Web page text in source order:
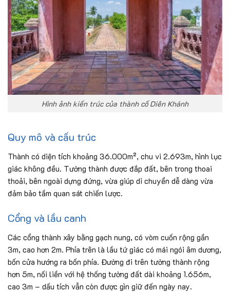
Hình ảnh kiến trúc của thành cố Diên Khánh
Quy mô và cấu trúc
Thành có diện tích khoảng 36.000m², chu vi 2.693m, hình lục
giác không đều. Tường thành được đắp đất, bên trong thoai
thoải, bên ngoài dựng đứng, vừa giúp di chuyển dễ dàng vừa
đảm bảo tầm quan sát chiến lược.
Cổng và lầu canh
Các cổng thành xây bằng gạch nung, có vòm cuốn rộng gần
3m, cao hơn 2m. Phía trên là lầu tứ giác có mái ngói âm dương,
bốn cửa hướng ra bốn phía. Đường đi trên tường thành rộng
hơn 5m, nối liền với hệ thống tường đất dài khoảng 1.656m,
cao 3m – dấu tích vẫn còn được gìn giữ đến ngày nay.